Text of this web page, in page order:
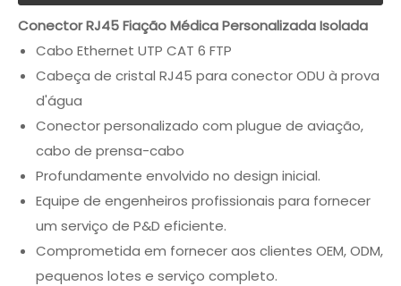
Conector RJ45 Fiação Médica Personalizada Isolada
Cabo Ethernet UTP CAT 6 FTP
Cabeça de cristal RJ45 para conector ODU à prova
d'água
Conector personalizado com plugue de aviação,
cabo de prensa-cabo
Profundamente envolvido no design inicial.
Equipe de engenheiros profissionais para fornecer
um serviço de P&D eficiente.
Comprometida em fornecer aos clientes OEM, ODM,
pequenos lotes e serviço completo.